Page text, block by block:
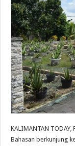
KALIMANTAN
Bahasan berkunjung